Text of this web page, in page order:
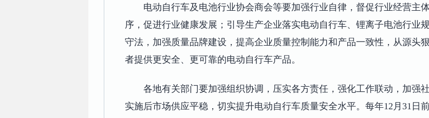
电动自行车及电池行业协会商会等要加强行业自律，督促行业经营主
序，促进行业健康发展；引导生产企业落实电动自行车、锂离子电池行业
守法，加强质量品牌建设，提高企业质量控制能力和产品一致性，从源头
者提供更安全、更可靠的电动自行车产品。
各地有关部门要加强组织协调，压实各方责任，强化工作联动，加强
实施后市场供应平稳，切实提升电动自行车质量安全水平。每年12月31日